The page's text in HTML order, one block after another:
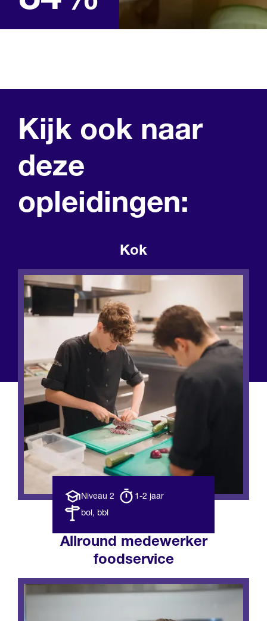
cijfers
Kijk ook naar
deze
opleidingen:
Kok
Opleiding
Niveau 2
Opleiding
duur
1-2 jaar
Leerweg
bol, bbl
Allround medewerker
foodservice